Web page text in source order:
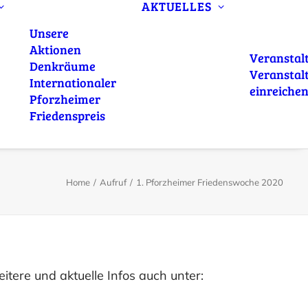
Unsere
Aktionen
Denkräume
Internationaler
Pforzheimer
Friedenspreis
AKTUELLES
einreichen
Home Aufruf 1. Pforzheimer Friedenswoche 2020
und aktuelle Infos auch unter: